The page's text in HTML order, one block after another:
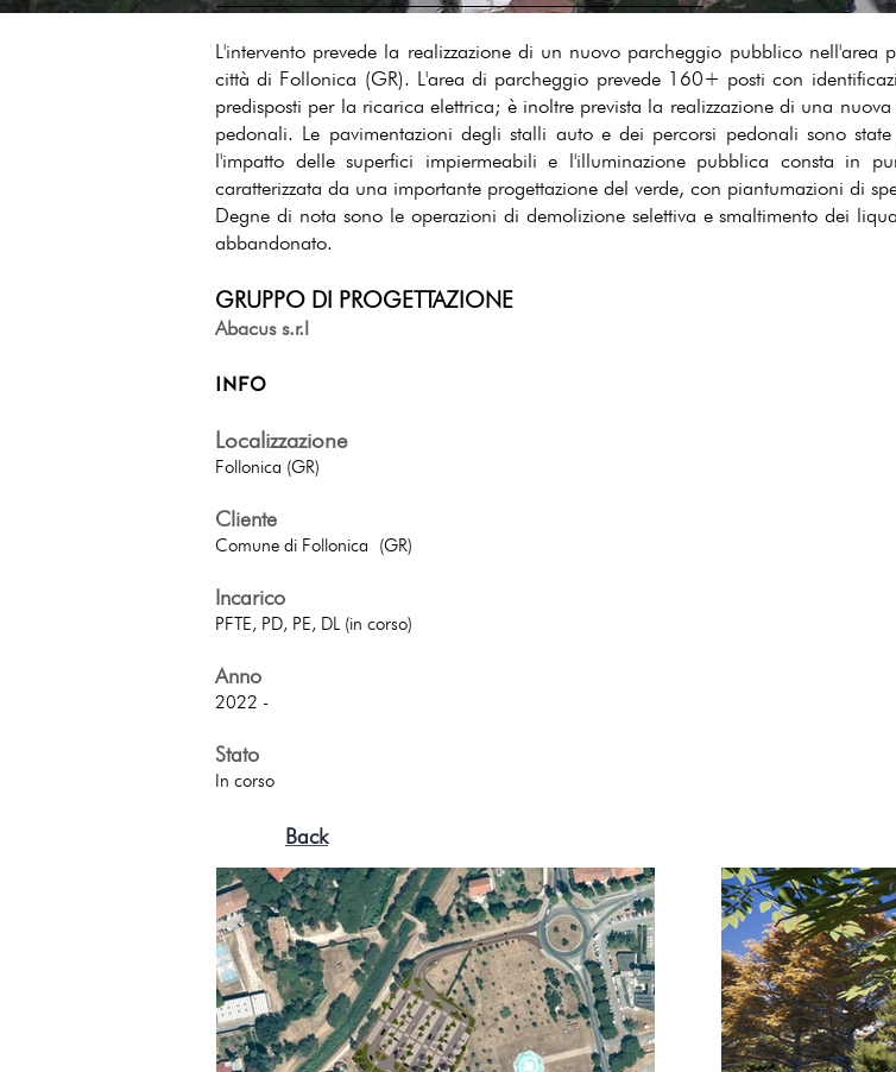
L'intervento prevede la realizzazione di un nuovo parcheggio pubblico nell'area
città di Follonica (GR). L'area di parcheggio prevede 160+ posti con
predisposti per la ricarica elettrica; è inoltre prevista la realizzazione di una
pedonali. Le pavimentazioni degli stalli auto e dei percorsi pedonali sono
l'impatto delle superfici impiermeabili e l'illuminazione pubblica consta in
caratterizzata da una importante progettazione del verde, con piantumazioni di
Degne di nota sono le operazioni di demolizione selettiva e smaltimento dei
abbandonato.
GRUPPO DI PROGETTAZIONE
Abacus s.r.l
INFO
Localizzazione
Follonica (GR)
Cliente
Comune di Follonica (GR)
Incarico
PFTE, PD, PE, DL (in corso)
Anno
2022 -
Stato
In corso
Back